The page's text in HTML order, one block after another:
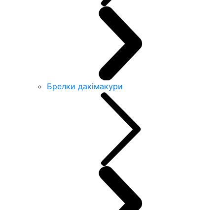
Брелки дакімакури